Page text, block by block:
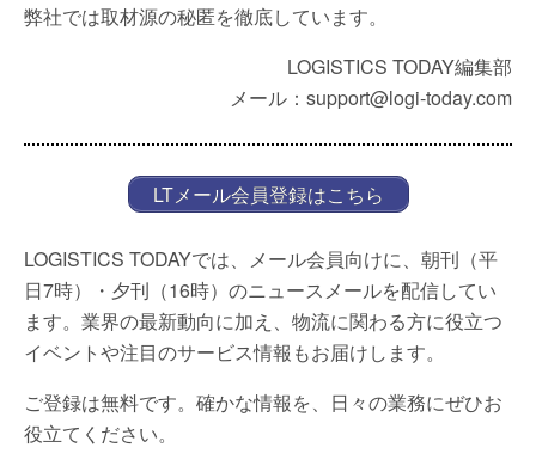
弊社では取材源の秘匿を徹底しています。
LOGISTICS TODAY編集部
メール：support@logi-today.com
LTメール会員登録はこちら
LOGISTICS TODAYでは、メール会員向けに、朝刊（平
日7時）・夕刊（16時）のニュースメールを配信してい
ます。業界の最新動向に加え、物流に関わる方に役立つ
イベントや注目のサービス情報もお届けします。
ご登録は無料です。確かな情報を、日々の業務にぜひお
役立てください。